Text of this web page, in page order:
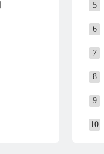
5
6
7
8
9
10